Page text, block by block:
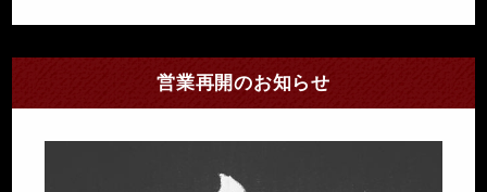
営業再開のお知らせ